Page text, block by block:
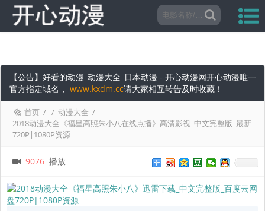
【公告】好看的动漫_动漫大全_日本动漫 - 开心动漫网开心动漫唯一
官方指定域名， www.kxdm.cc请大家相互转告及时收藏！
首页 / / 动漫大全 /
2018动漫大全《福星高照朱小八在线点播》高清影视_中文完整版_最新
720P|1080P资源
9076 播放